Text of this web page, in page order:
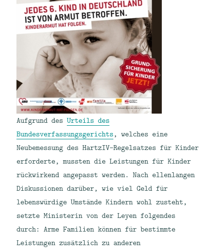
Aufgrund desUrteils des
Bundesverfassungsgerichts, welches eine
Neubemessung des HartzIV-Regelsatzes für Kinder
erforderte, mussten die Leistungen für Kinder
rückwirkend angepasst werden. Nach ellenlangen
Diskussionen darüber, wie viel Geld für
lebenswürdige Umstände Kindern wohl zusteht,
setzte Ministerin von der Leyen folgendes
durch: Arme Familien können für bestimmte
Leistungen zusätzlich zu anderen